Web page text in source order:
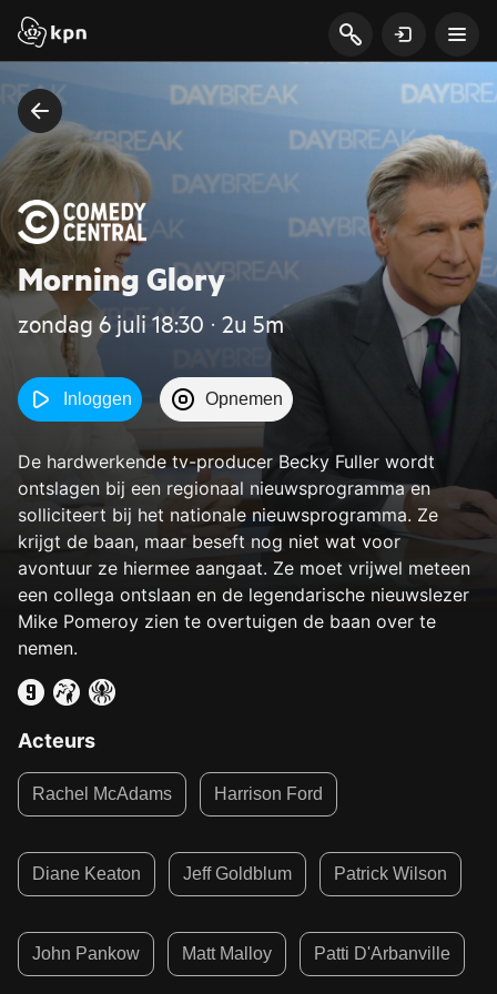
Morning Glory
zondag 6 juli 18:30 ‧ 2u 5m
Inloggen Opnemen
De hardwerkende tv-producer Becky Fuller wordt
ontslagen bij een regionaal nieuwsprogramma en
solliciteert bij het nationale nieuwsprogramma. Ze
krijgt de baan, maar beseft nog niet wat voor
avontuur ze hiermee aangaat. Ze moet vrijwel meteen
een collega ontslaan en de legendarische nieuwslezer
Mike Pomeroy zien te overtuigen de baan over te
nemen.
Acteurs
Rachel McAdams Harrison Ford
Diane Keaton Jeff Goldblum Patrick Wilson
John Pankow Matt Malloy Patti D'Arbanville